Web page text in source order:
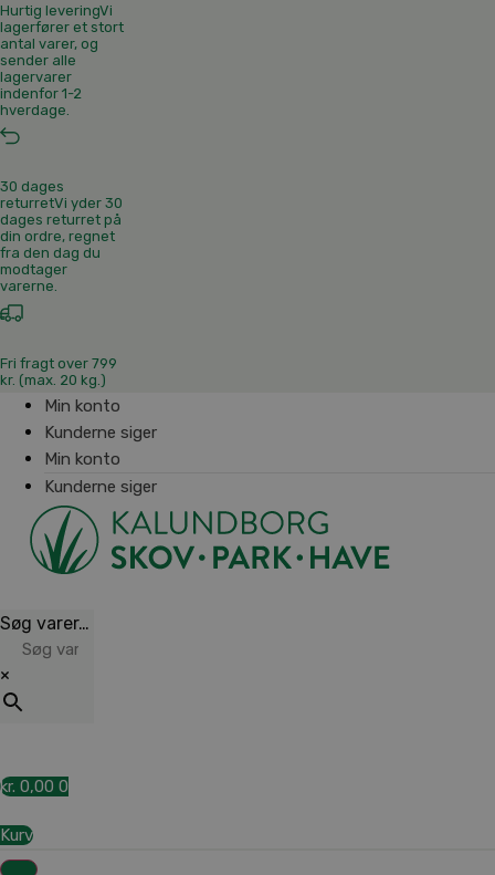
Hurtig leveringVi
lagerfører et stort
antal varer, og
sender alle
lagervarer
indenfor 1-2
hverdage.
30 dages
returretVi yder 30
dages returret på
din ordre, regnet
fra den dag du
modtager
varerne.
Fri fragt over 799
kr. (max. 20 kg.)
Min konto
Kunderne siger
Min konto
Kunderne siger
Søg varer…
×
kr. 0,00 0
Kurv